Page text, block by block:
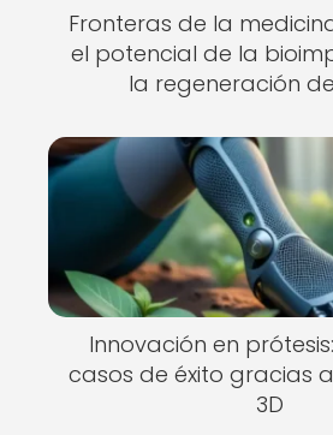
Fronteras de la
el potencial de la
la regeneración
Innovación en
casos de éxito gracias
3D